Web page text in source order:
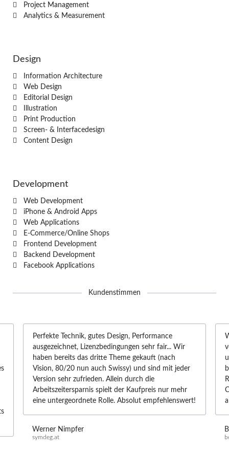
Project Management
Analytics & Measurement
Design
Information Architecture
Web Design
Editorial Design
Illustration
Print Production
Screen- & Interfacedesign
Content Design
Development
Web Development
iPhone & Android Apps
Web Applications
E-Commerce/Online Shops
Frontend Development
Backend Development
Facebook Applications
Kundenstimmen
Perfekte Technik, gutes Design, Performance
ausgezeichnet, Lizenzbedingungen sehr fair... Wir
haben bereits das dritte Theme gekauft (nach
Vision, 80/20 nun auch Swissy) und sind mit jeder
Version sehr zufrieden. Allein durch die
Arbeitszeitersparnis spielt der Kaufpreis nur mehr
eine untergeordnete Rolle. Absolut empfehlenswert!
Werner Nimpfer
symdeg.at